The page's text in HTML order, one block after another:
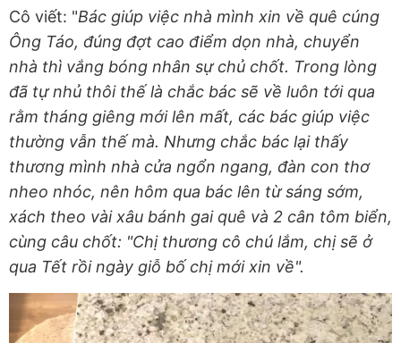
Cô viết: "Bác giúp việc nhà mình xin về quê cúng
Ông Táo, đúng đợt cao điểm dọn nhà, chuyển
nhà thì vắng bóng nhân sự chủ chốt. Trong lòng
đã tự nhủ thôi thế là chắc bác sẽ về luôn tới qua
rằm tháng giêng mới lên mất, các bác giúp việc
thường vẫn thế mà. Nhưng chắc bác lại thấy
thương mình nhà cửa ngổn ngang, đàn con thơ
nheo nhóc, nên hôm qua bác lên từ sáng sớm,
xách theo vài xâu bánh gai quê và 2 cân tôm biển,
cùng câu chốt: "Chị thương cô chú lắm, chị sẽ ở
qua Tết rồi ngày giỗ bố chị mới xin về".